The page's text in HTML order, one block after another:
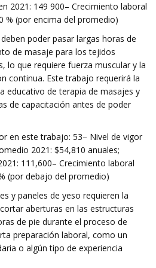
2021: 149 900– Crecimiento laboral
% (por encima del promedio)
poder pasar largas horas de
de masaje para los tejidos
lo que requiere fuerza muscular y la
continua. Este trabajo requerirá la
educativo de terapia de masajes y
de capacitación antes de poder
en este trabajo: 53– Nivel de vigor
2021: $54,810 anuales;
111,600– Crecimiento laboral
(por debajo del promedio)
y paneles de yeso requieren la
aberturas en las estructuras
de pie durante el proceso de
preparación laboral, como un
o algún tipo de experiencia